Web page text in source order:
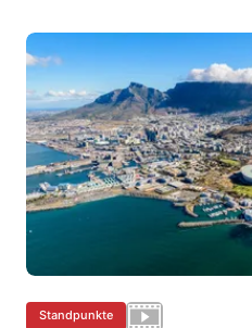
Standpunkte